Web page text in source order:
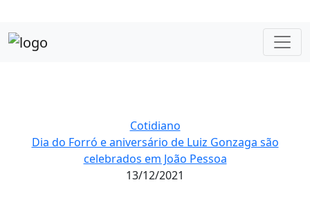
Cotidiano
Dia do Forró e aniversário de Luiz Gonzaga são
celebrados em João Pessoa
13/12/2021